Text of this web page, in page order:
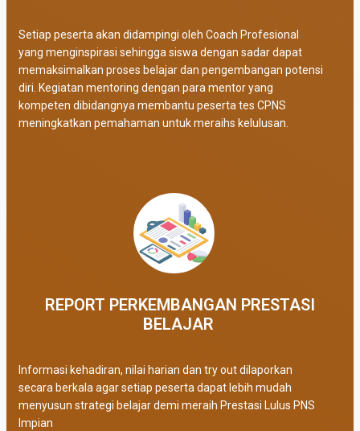
Setiap peserta akan didampingi oleh Coach Profesional
yang menginspirasi sehingga siswa dengan sadar dapat
memaksimalkan proses belajar dan pengembangan potensi
diri. Kegiatan mentoring dengan para mentor yang
kompeten dibidangnya membantu peserta tes CPNS
meningkatkan pemahaman untuk meraihs kelulusan.
REPORT PERKEMBANGAN PRESTASI
BELAJAR ​
Informasi kehadiran, nilai harian dan try out dilaporkan
secara berkala agar setiap peserta dapat lebih mudah
menyusun strategi belajar demi meraih Prestasi Lulus PNS
Impian